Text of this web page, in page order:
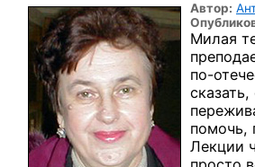
Автор:
Милая
по-
помочь,
Лекции